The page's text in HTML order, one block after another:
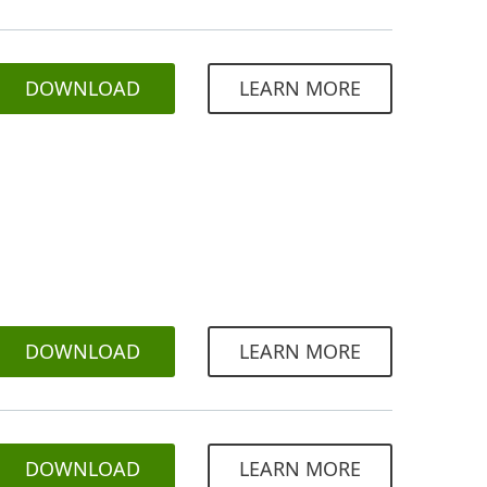
DOWNLOAD LEARN MORE
DOWNLOAD LEARN MORE
DOWNLOAD LEARN MORE